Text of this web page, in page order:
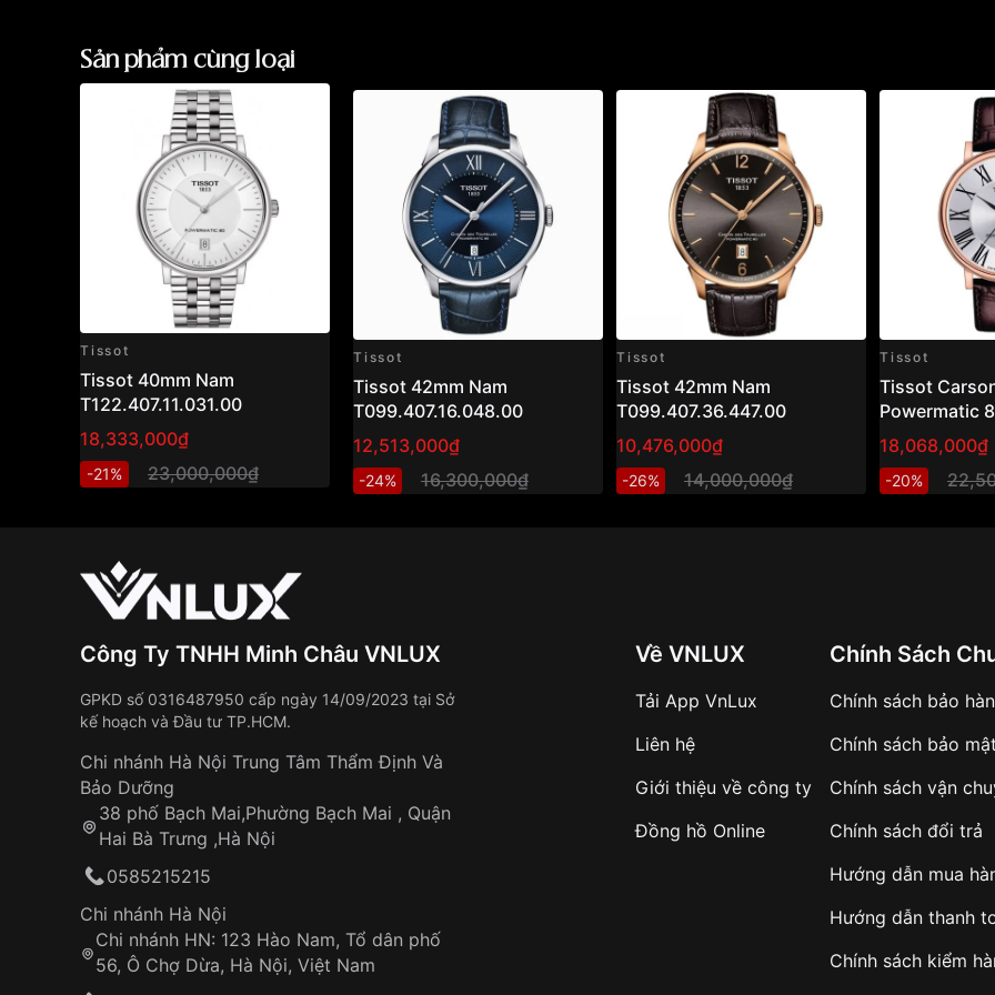
Sản phẩm cùng loại
Tissot
Tissot 40mm Nam
T122.407.11.031.00
18,333,000₫
-21% 23,000,000₫
Tissot
Tissot 42mm Nam
T099.407.16.048.00
12,513,000₫
-24% 16,300,000₫
Tissot
Tissot 42mm Nam
T099.407.36.447.00
10,476,000₫
-26% 14,000,000₫
Tissot
Tissot
Powermatic
– Đồng hồ
mạ vàng
18,068,000₫
-20%
Công Ty TNHH Minh Châu VNLUX
GPKD số 0316487950 cấp ngày 14/09/2023 tại Sở
kế hoạch và Đầu tư TP.HCM.
Chi nhánh Hà Nội Trung Tâm Thẩm Định Và
Bảo Dưỡng
38 phố Bạch Mai,Phường Bạch Mai , Quận
Hai Bà Trưng ,Hà Nội
0585215215
Chi nhánh Hà Nội
Chi nhánh HN: 123 Hào Nam, Tổ dân phố
56, Ô Chợ Dừa, Hà Nội, Việt Nam
Về VNLUX
Tải App VnLux
Liên hệ
Giới thiệu về công ty
Đồng hồ Online
Chính Sách
Chính sách bảo
Chính sách bảo mật
Chính sách vận
Chính sách đổi trả
Hướng dẫn mua
Hướng dẫn thanh
Chính sách kiểm